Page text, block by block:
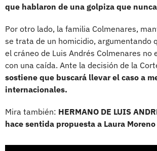
que hablaron de una golpiza que
Por otro lado, la familia Colmenares,
se trata de un homicidio, argumentando
el cráneo de Luis Andrés Colmenares no
con una caída. Ante la decisión de la
sostiene que buscará llevar el caso a
internacionales.
Mira también: HERMANO DE LUIS
hace sentida propuesta a Laura